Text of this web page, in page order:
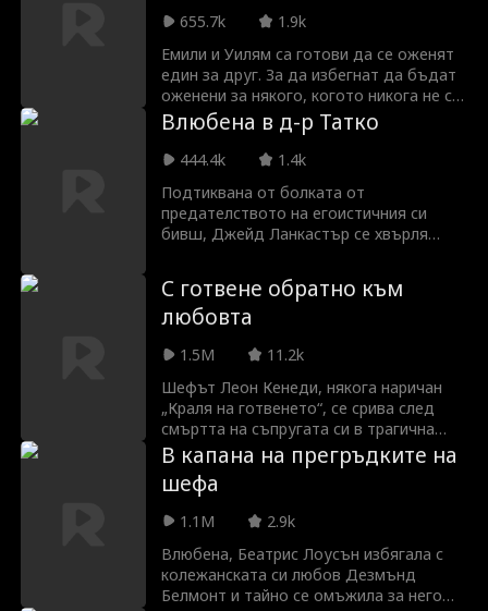
655.7k
1.9k
Емили и Уилям са готови да се оженят
един за друг. За да избегнат да бъдат
оженени за някого, когото никога не са
срещали - те се напиват и се женят за
първия човек, когото срещнат. Един за
друг!
Влюбена в д-р Татко
444.4k
1.4k
Подтиквана от болката от
предателството на егоистичния си
бивш, Джейд Ланкастър се хвърля
специализация, решена да му докаже,
че греши. Но не очакваше да се
сблъска с ръководителя си в една
Деймън Форд—известен хирург с
безмилостен характер и шокираща
тайна: той е бащата на бившия ѝ и
баща на детето на Джейд!
С готвене обратно към
любовта
1.5M
11.2k
Шефът Леон Кенеди, някога наричан
„Краля на готвенето“, се срива след
смъртта на съпругата си в трагична
автомобилна катастрофа. Дълбоката
депресия го тласка към живот на
улицата.Единственото, което му
остава, е любимото му куче Данте.
Собственикът на ресторанта го
приютява и му дава работа, без да
подозира кой всъщност е той. В
кухнята Леон трябва да търпи обидите
В капана на прегръдките на
шефа
1.1M
2.9k
Влюбена, Беатрис Лоусън избягала с
колежанската си любов Дезмънд
Белмонт и тайно се омъжила за него